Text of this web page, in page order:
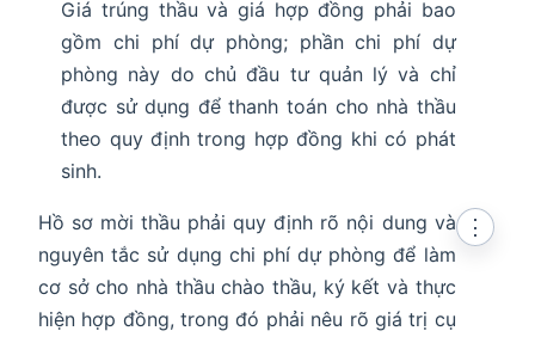
Giá trúng thầu và giá hợp đồng phải bao
gồm chi phí dự phòng; phần chi phí dự
phòng này do chủ đầu tư quản lý và chỉ
được sử dụng để thanh toán cho nhà thầu
theo quy định trong hợp đồng khi có phát
sinh.
Hồ sơ mời thầu phải quy định rõ nội dung và
nguyên tắc sử dụng chi phí dự phòng để làm
cơ sở cho nhà thầu chào thầu, ký kết và thực
hiện hợp đồng, trong đó phải nêu rõ giá trị cụ
⋮